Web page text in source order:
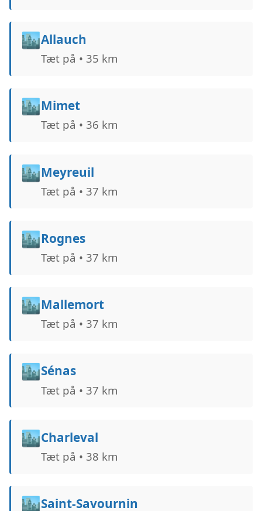
🏙️Allauch
Tæt på • 35 km
🏙️Mimet
Tæt på • 36 km
🏙️Meyreuil
Tæt på • 37 km
🏙️Rognes
Tæt på • 37 km
🏙️Mallemort
Tæt på • 37 km
🏙️Sénas
Tæt på • 37 km
🏙️Charleval
Tæt på • 38 km
🏙️Saint-Savournin